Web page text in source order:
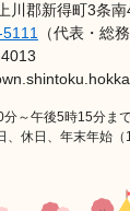
川郡新得町3条
（代表・総務
～午後5時15分ま
休日、年末年始（